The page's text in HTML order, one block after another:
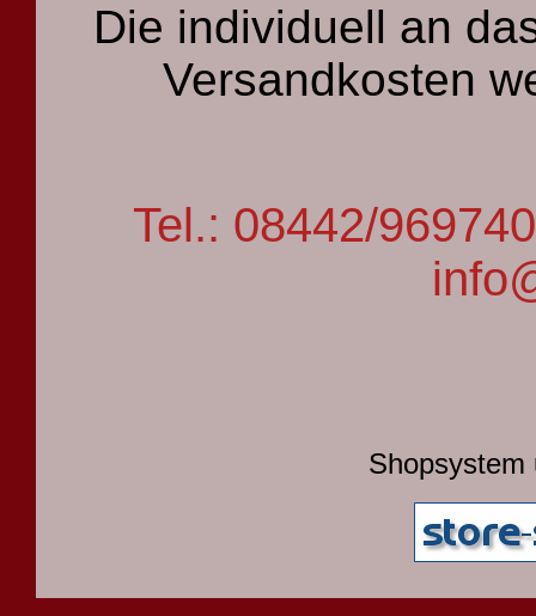
Die individuell an
Versandkosten
Tel.: 08442/